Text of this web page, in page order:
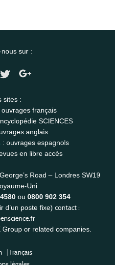
sur :
sites :
français
SCIENCES
anglais
: ouvrages espagnols
en libre accès
Road – Londres SW19
Uni
ou 0800 902 354
d’un poste fixe) contact :
or related companies.
| Français